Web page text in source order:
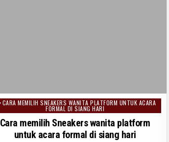
CARA MEMILIH SNEAKERS WANITA PLATFORM UNTUK ACARA
FORMAL DI SIANG HARI
Cara memilih Sneakers wanita platform
untuk acara formal di siang hari